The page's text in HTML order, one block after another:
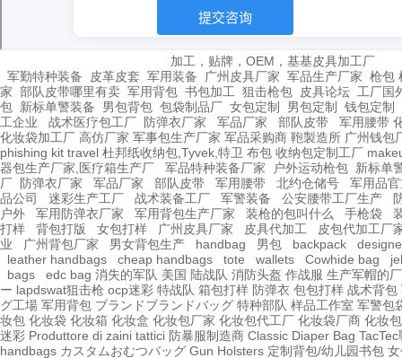
加工，贴牌，OEM，基基皮具加工厂
军勤特种装备
皮革皮套 军用装备 广州皮具厂家 军品生产厂家 枪包
家 部队皮带哪里有卖 军用背包 书包加工 狙击枪包 皮具论坛 工厂国
包 新标单警装备 男包背包 包袋制品厂 女包定制 男包定制
钱包定制
工企业
战术医疗包工厂 防弹衣厂家 军品厂家 部队皮带 军用腰带
化妆袋加工厂 高仿厂家 军事包生产厂家 军品采购商 鞄製造所 广州钱包
phishing kit travel 杜邦纸收纳包,Tyvek,特卫 布包 收纳包定制工厂
器包生产厂家,医疗箱生产厂
军品特种装备厂家 户外运动枪包 新标单
厂
防弹衣厂家 军品厂家 部队皮带 军用腰带 北约仓储号
军用品
品公司
迷彩生产工厂 战术装备工厂 军警装备 公安腰带工厂生产
户外
军用防弹衣厂家 军用背包生产厂家 装枪的包叫什么 手枪袋
打样
背包打版 女包打样 广州皮具厂家 皮具代加工
皮包代加工厂
业
广州背包厂家 男女背包生产 handbag 男包 backpack
leather handbags
cheap handbags tote wallets Cowhide bag
bags
edc bag 消失的军队 美国 陆战队 消防头盔 作战服 生产军帽的
ー lapdswat狙击枪 ocp迷彩 特战队 箱包打样 防弹衣 包包打样 战术背包
グ工場 军用背包 ブランドブランドバッグ 特种部队 样品工作室 军警包
妆包 化妆袋 化妆箱 化妆盒 化妆包厂家 化妆包代工厂 化妆袋厂商 化妆
迷彩 Produttore di zaini tattici 防暴服制造商 Classic Diaper Bag
handbags カスタムおむつバッグ Gun Holsters 定制背包/幼儿园书包